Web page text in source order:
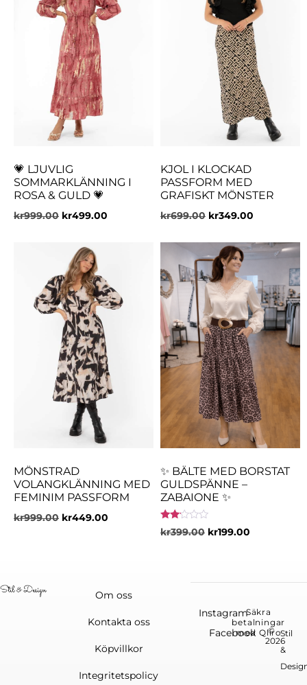
💗 LJUVLIG
SOMMARKLÄNNING I
ROSA & GULD 💗
kr999.00 kr499.00
KJOL I KLOCKAD
PASSFORM MED
GRAFISKT MÖNSTER
kr699.00 kr349.00
MÖNSTRAD
VOLANGKLÄNNING MED
FEMINIM PASSFORM
kr999.00 kr449.00
✨ BÄLTE MED BORSTAT
GULDSPÄNNE –
ZABAIONE ✨
Betygsatt
2.00
kr399.00 kr199.00
Om oss
Kontakta oss
Köpvillkor
Integritetspolicy
©
2026
Stil
&
Instagram
Facebook
Säkra
betalningar
med Qliro